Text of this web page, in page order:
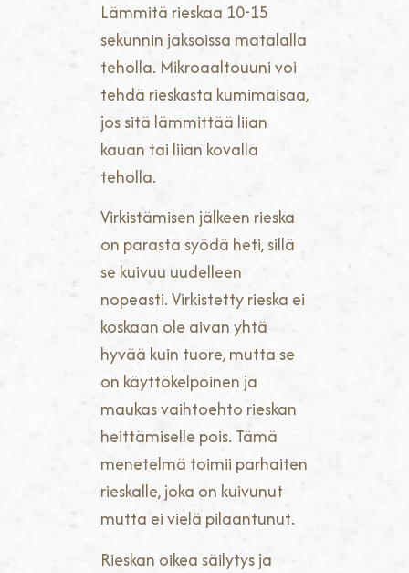
Lämmitä rieskaa 10-15
sekunnin jaksoissa matalalla
teholla. Mikroaaltouuni voi
tehdä rieskasta kumimaisaa,
jos sitä lämmittää liian
kauan tai liian kovalla
teholla.
Virkistämisen jälkeen rieska
on parasta syödä heti, sillä
se kuivuu uudelleen
nopeasti. Virkistetty rieska ei
koskaan ole aivan yhtä
hyvää kuin tuore, mutta se
on käyttökelpoinen ja
maukas vaihtoehto rieskan
heittämiselle pois. Tämä
menetelmä toimii parhaiten
rieskalle, joka on kuivunut
mutta ei vielä pilaantunut.
Rieskan oikea säilytys ja